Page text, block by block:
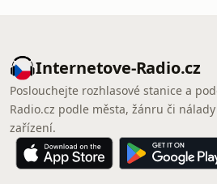
Internetove-Radio.cz
Poslouchejte rozhlasové stanice a
Radio.cz podle města, žánru či
zařízení.